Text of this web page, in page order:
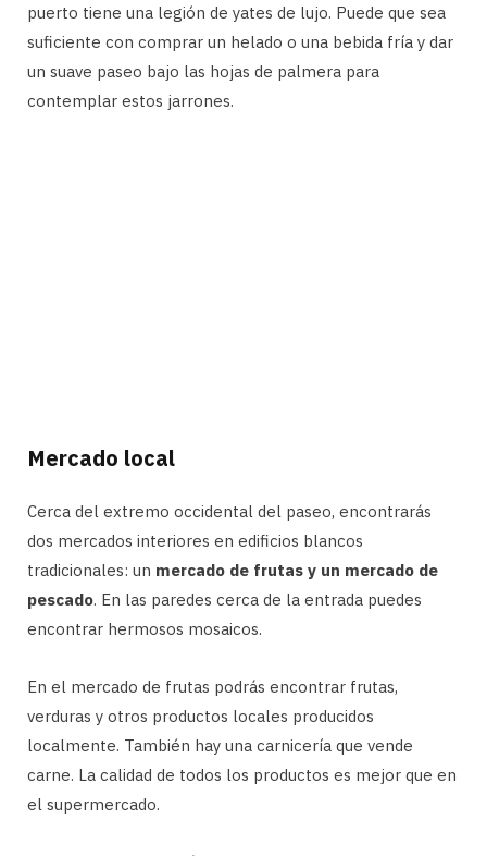
puerto tiene una legión de yates de lujo. Puede que sea
suficiente con comprar un helado o una bebida fría y dar
un suave paseo bajo las hojas de palmera para
contemplar estos jarrones.
Mercado local
Cerca del extremo occidental del paseo, encontrarás
dos mercados interiores en edificios blancos
tradicionales: un mercado de frutas y un mercado de
pescado. En las paredes cerca de la entrada puedes
encontrar hermosos mosaicos.
En el mercado de frutas podrás encontrar frutas,
verduras y otros productos locales producidos
localmente. También hay una carnicería que vende
carne. La calidad de todos los productos es mejor que en
el supermercado.